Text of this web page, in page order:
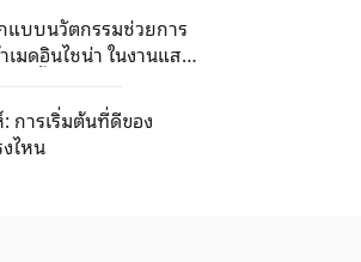
แบบนวัตกรรมช่วยการ
มดอินไชน่า ในงานแสดง
วครั้งที่ 139
การเริ่มต้นที่ดีของ
ไหน